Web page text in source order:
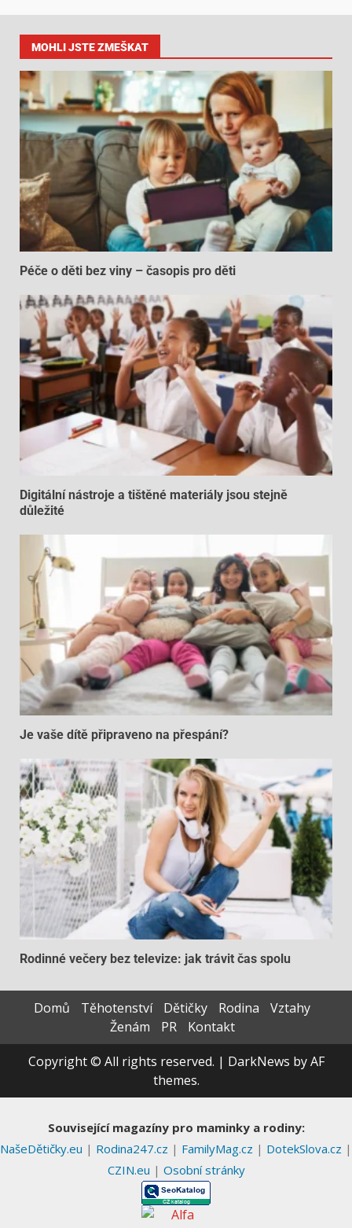
MOHLI JSTE ZMEŠKAT
Péče o děti bez viny – časopis pro děti
Digitální nástroje a tištěné materiály jsou stejně
důležité
Je vaše dítě připraveno na přespání?
Rodinné večery bez televize: jak trávit čas spolu
Domů Těhotenství Dětičky Rodina
Vztahy
Ženám
PR
Kontakt
Copyright © All rights reserved. | DarkNews by AF
themes.
Související magazíny pro maminky a rodiny:
NašeDětičky.eu | Rodina247.cz | FamilyMag.cz | DotekSlova.cz |
CZIN.eu | Osobní stránky